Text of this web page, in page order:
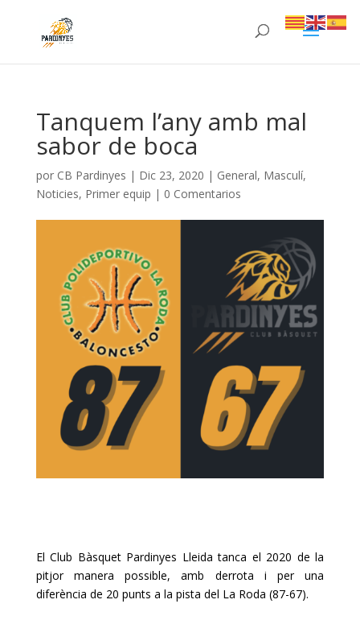
Tanquem l’any amb mal
sabor de boca
por CB Pardinyes | Dic 23, 2020 | General, Masculí,
Noticies, Primer equip | 0 Comentarios
El Club Bàsquet Pardinyes Lleida tanca el 2020 de la
pitjor manera possible, amb derrota i per una
diferència de 20 punts a la pista del La Roda (87-67).